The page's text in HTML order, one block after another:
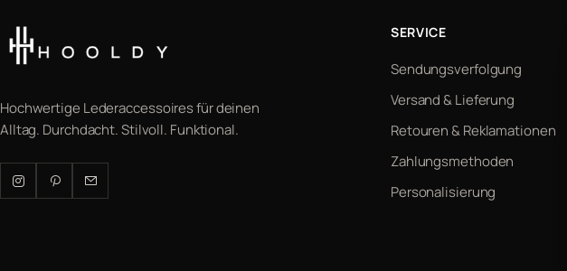
Hochwertige Lederaccessoires für deinen
Alltag. Durchdacht. Stilvoll. Funktional.
SERVICE
Sendungsverfolgung
Versand & Lieferung
Retouren & Reklamationen
Zahlungsmethoden
Personalisierung